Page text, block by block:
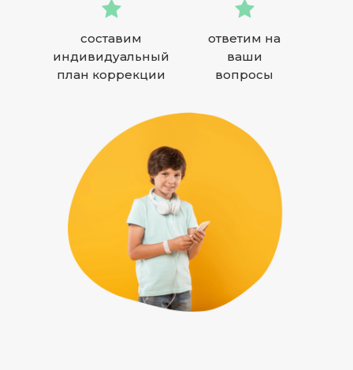
составим
индивидуальный
план коррекции
ответим на
ваши
вопросы